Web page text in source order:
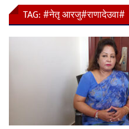
TAG:#नेतृ आरजु#राणादेउवा#